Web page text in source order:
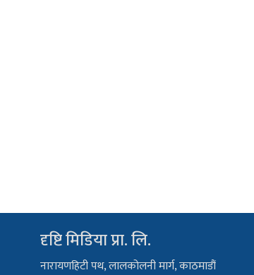
दृष्टि मिडिया प्रा. लि.
नारायणहिटी पथ, लालकोलनी मार्ग, काठमाडौं